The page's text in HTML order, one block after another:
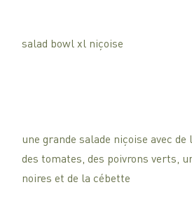
salad bowl xl niçoise
une grande salade niçoise avec de
des tomates, des poivrons verts,
noires et de la cébette